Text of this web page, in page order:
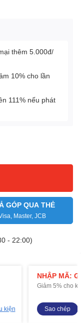
thêm 5.000đ/
10% cho lần
111% nếu phát
GÓP QUA THẺ
Master, JCB
- 22:00)
kiện
NHẬP MÃ:
Giảm 5% cho
Sao chép